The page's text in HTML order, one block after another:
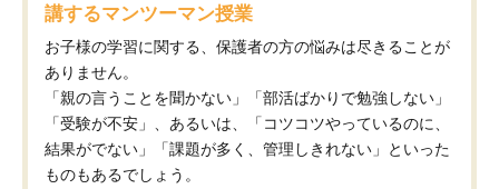
講するマンツーマン授業
お子様の学習に関する、保護者の方の悩みは尽きることが
ありません。
「親の言うことを聞かない」「部活ばかりで勉強しない」
「受験が不安」、あるいは、「コツコツやっているのに、
結果がでない」「課題が多く、管理しきれない」といった
ものもあるでしょう。